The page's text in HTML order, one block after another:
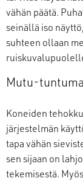
vähän päätä.
seinällä iso
suhteen ollaan
Mutu-
Koneiden
järjestelmän
tapa vähän
sen sijaan on
tekemisestä.